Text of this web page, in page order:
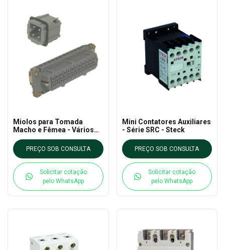
Miolos para Tomada
Macho e Fêmea - Vários
modelos - Steck
PREÇO SOB CONSULTA
Solicitar cotação
pelo WhatsApp
Mini Contatores Auxiliares
- Série SRC - Steck
PREÇO SOB CONSULTA
Solicitar cotação
pelo WhatsApp